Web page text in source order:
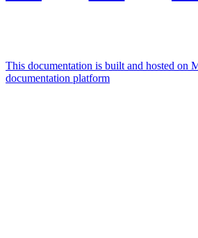
This documentation is built and hosted on
documentation platform